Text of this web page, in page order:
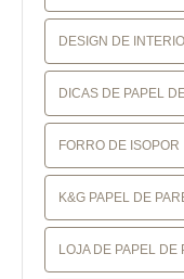
DESIGN DE
DICAS DE PAPEL
FORRO DE ISOPOR
K&G PAPEL DE
LOJA DE PAPEL DE